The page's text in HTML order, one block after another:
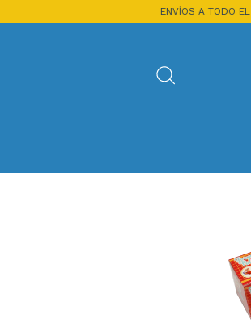
ENVÍOS A TODO EL PAÍS - CABA